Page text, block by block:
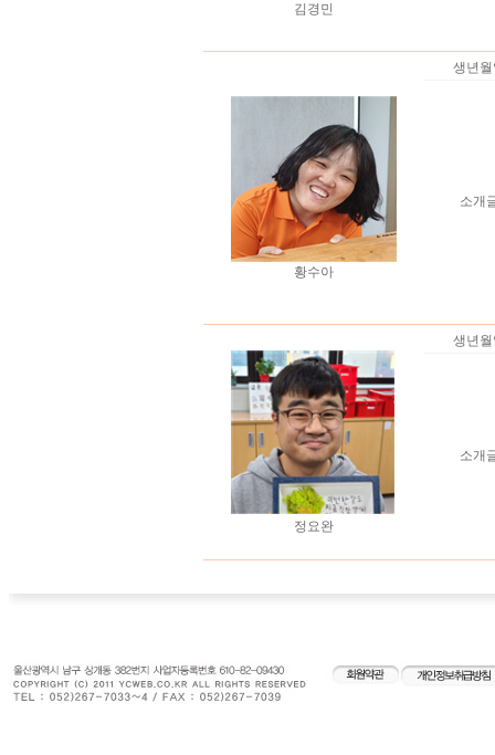
김경민
황수아
생년
소개
정요완
생년
소개